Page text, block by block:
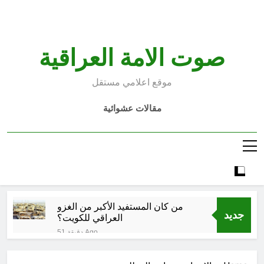
صوت الامة العراقية
موقع اعلامي مستقل
مقالات عشوائية
جديد
من كان المستفيد الأكبر من الغزو
العراقي للكويت؟
51 دقيقة Ago